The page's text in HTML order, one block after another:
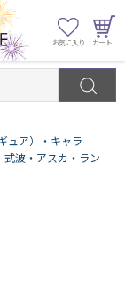
ュア）・キャラ
式波・アスカ・ラン